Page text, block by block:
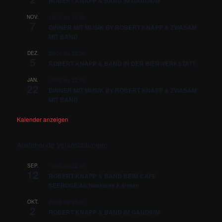
NOV.
7
19:00 22:00
DINNER MIT MUSIK BY ROBERT KNAPP & ZWASAM
MIT BAND
DEZ.
5
20:00 22:30
ROBERT KNAPP & BAND IN DER BIERWERKSTATT
JAN.
22
19:00 22:00
DINNER MIT MUSIK BY ROBERT KNAPP & ZWASAM
MIT BAND
Kalender anzeigen
Anstehende Veranstaltungen
SEP.
12
19:00 22:00
ROBERT KNAPP & BAND BEIM CAFE
SEEROSE/Aichwaldsee Kärnten
OKT.
2
20:00 23:00
ROBERT KNAPP & BAND IM GAUDIUM